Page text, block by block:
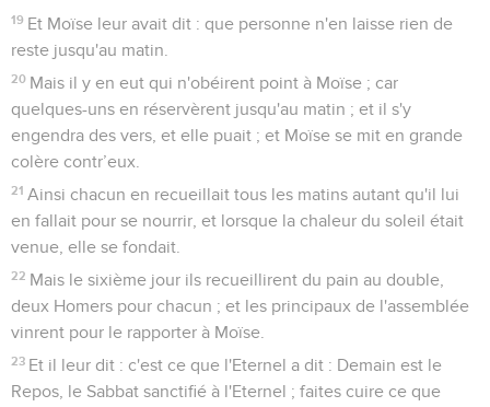
19 Et Moïse leur avait dit : que personne n'en laisse rien de
reste jusqu'au matin.
20 Mais il y en eut qui n'obéirent point à Moïse ; car
quelques-uns en réservèrent jusqu'au matin ; et il s'y
engendra des vers, et elle puait ; et Moïse se mit en grande
colère contr’eux.
21 Ainsi chacun en recueillait tous les matins autant qu'il lui
en fallait pour se nourrir, et lorsque la chaleur du soleil était
venue, elle se fondait.
22 Mais le sixième jour ils recueillirent du pain au double,
deux Homers pour chacun ; et les principaux de l'assemblée
vinrent pour le rapporter à Moïse.
23 Et il leur dit : c'est ce que l'Eternel a dit : Demain est le
Repos, le Sabbat sanctifié à l'Eternel ; faites cuire ce que